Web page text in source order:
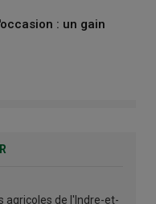
: un gain
agricoles de l'Indre-et-